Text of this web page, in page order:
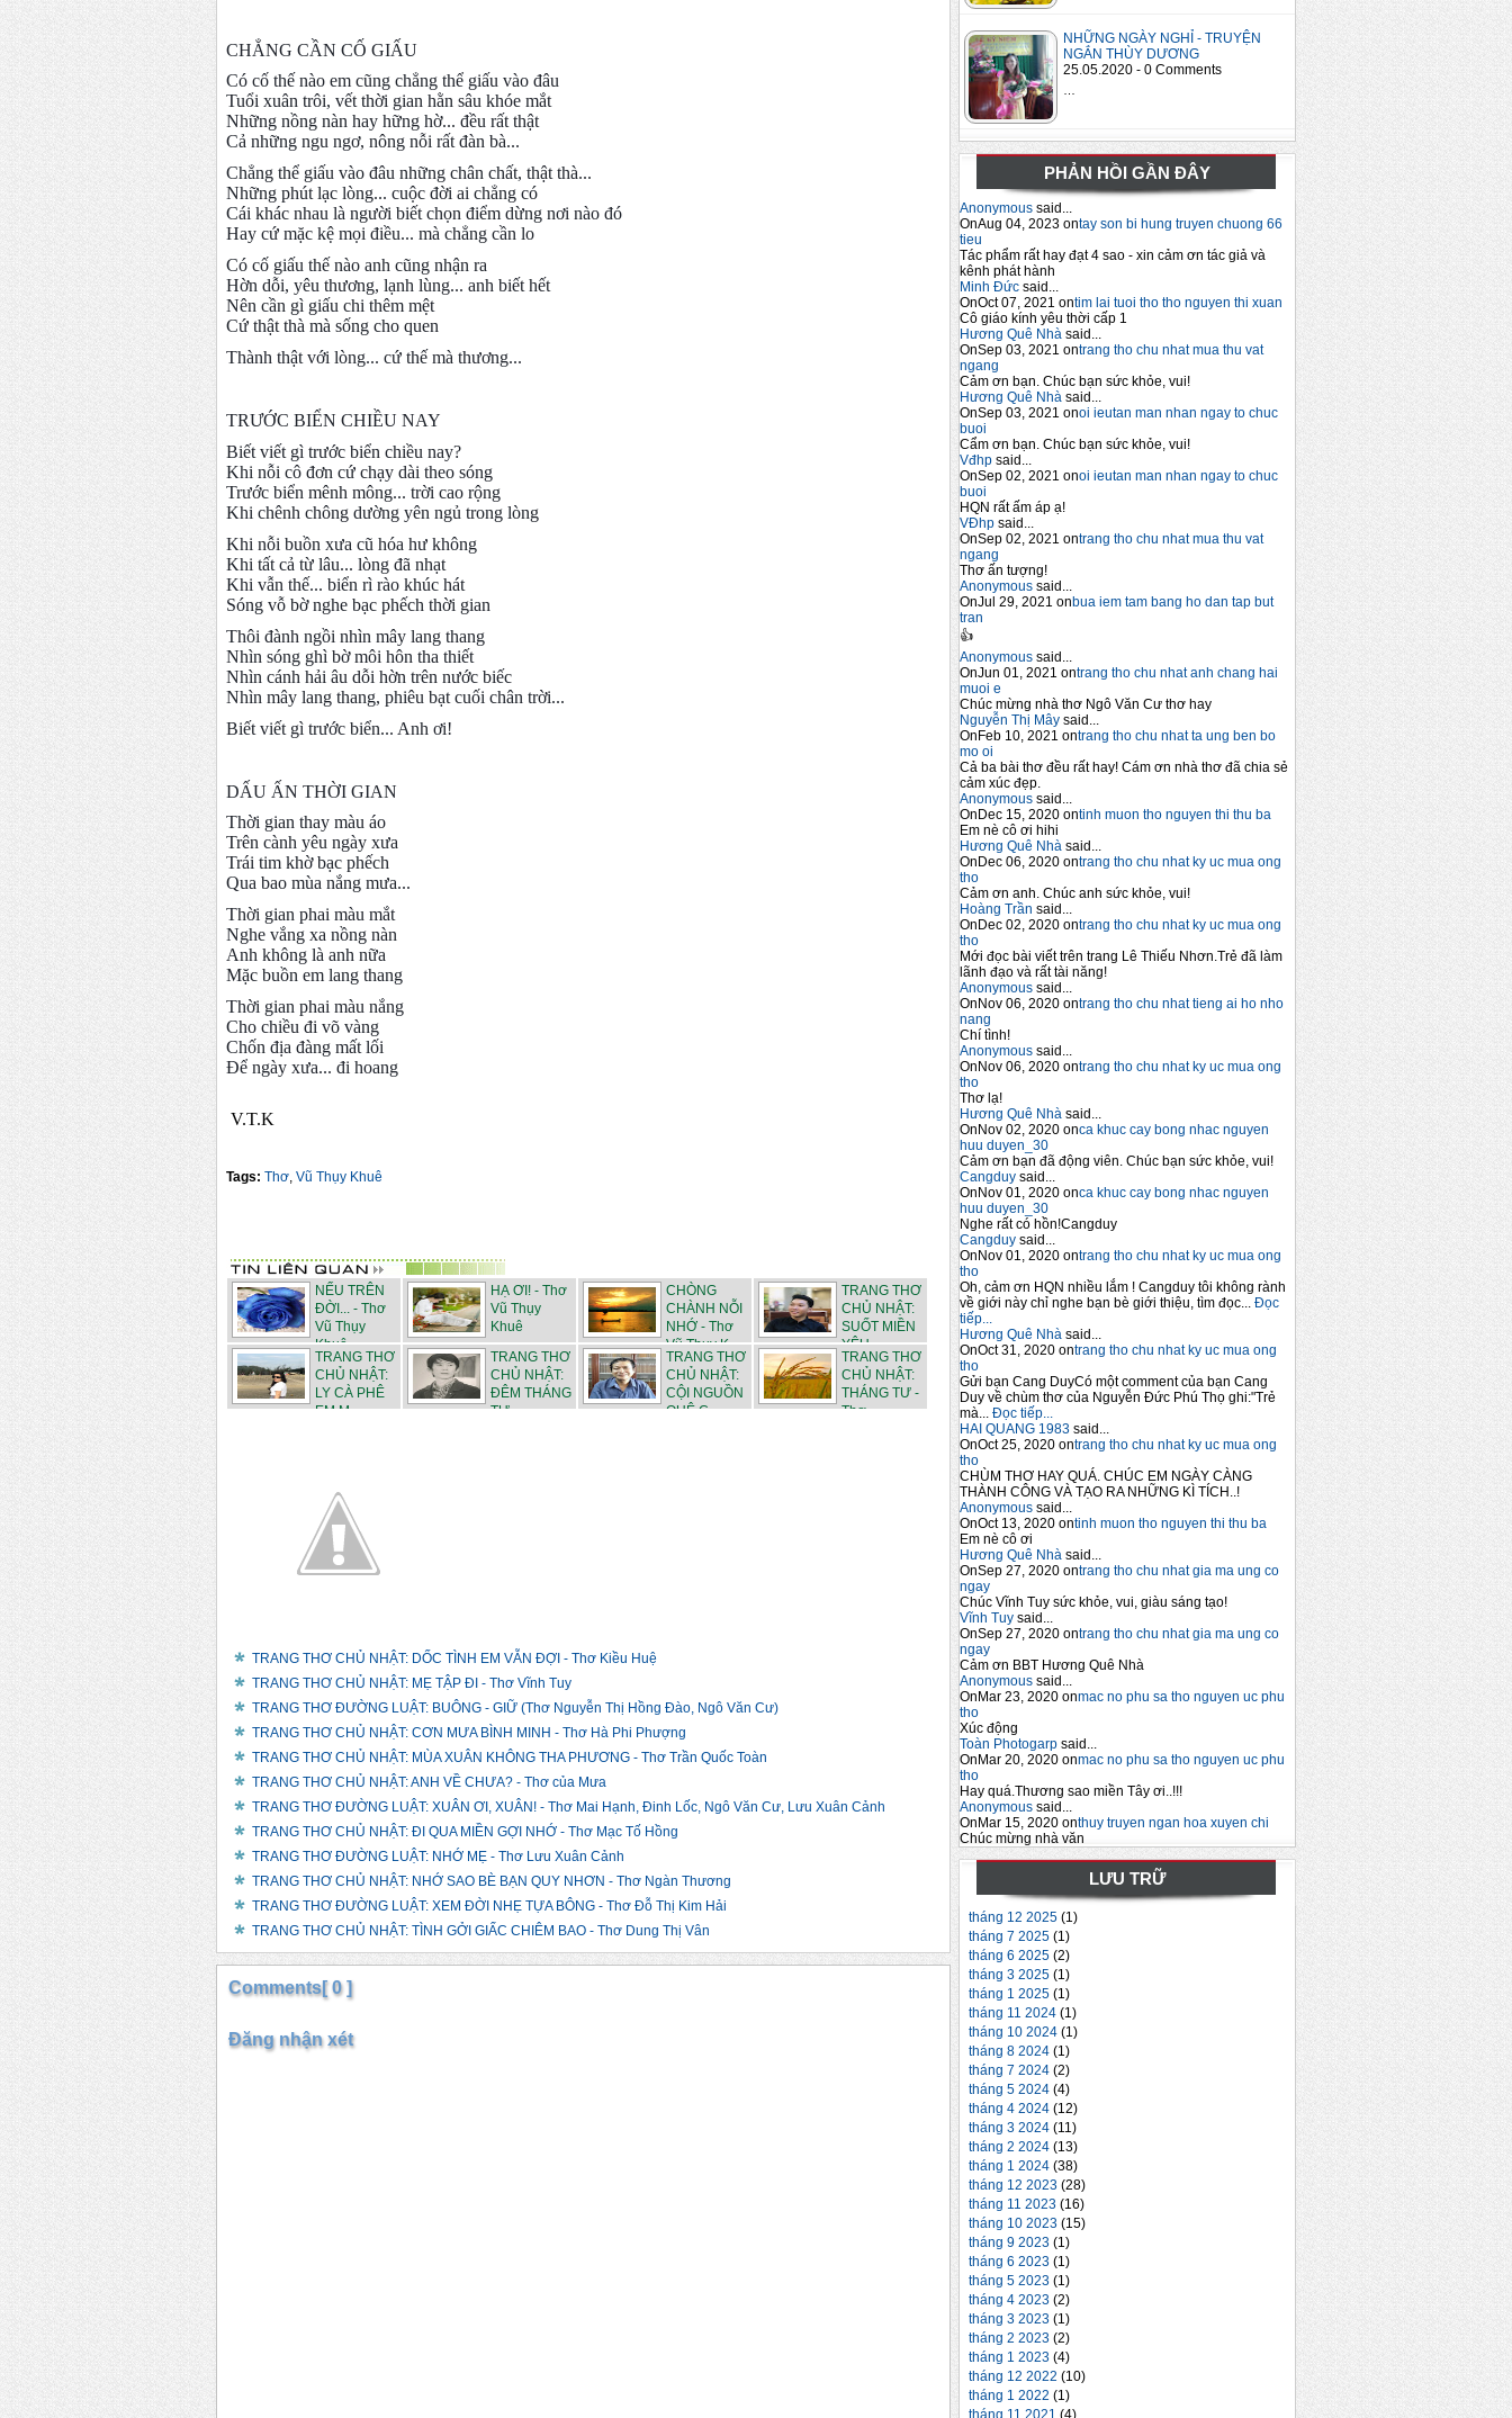
NHỮNG NGÀY NGHỈ - TRUYỆN
NGẮN THÙY DƯƠNG
25.05.2020 - 0 Comments
PHẢN HỒI GẦN ĐÂY
Anonymous said...
OnAug 04, 2023 ontay son bi hung truyen chuong 66
tieu
Tác phẩm rất hay đạt 4 sao - xin cảm ơn tác giả và
kênh phát hành
Minh Đức said...
OnOct 07, 2021 ontim lai tuoi tho tho nguyen thi xuan
Cô giáo kính yêu thời cấp 1
Hương Quê Nhà said...
OnSep 03, 2021 ontrang tho chu nhat mua thu vat
ngang
Cảm ơn bạn. Chúc bạn sức khỏe, vui!
Hương Quê Nhà said...
OnSep 03, 2021 onoi ieutan man nhan ngay to chuc
buoi
Cẩm ơn bạn. Chúc bạn sức khỏe, vui!
Vđhp said...
OnSep 02, 2021 onoi ieutan man nhan ngay to chuc
buoi
HQN rất ấm áp ạ!
VĐhp said...
OnSep 02, 2021 ontrang tho chu nhat mua thu vat
ngang
Thơ ấn tượng!
Anonymous said...
OnJul 29, 2021 onbua iem tam bang ho dan tap but
tran
👍
Anonymous said...
OnJun 01, 2021 ontrang tho chu nhat anh chang hai
muoi e
Chúc mừng nhà thơ Ngô Văn Cư thơ hay
Nguyễn Thị Mây said...
OnFeb 10, 2021 ontrang tho chu nhat ta ung ben bo
mo oi
Cả ba bài thơ đều rất hay! Cám ơn nhà thơ đã chia sẻ
cảm xúc đẹp.
Anonymous said...
OnDec 15, 2020 ontinh muon tho nguyen thi thu ba
Em nè cô ơi hihi
Hương Quê Nhà said...
OnDec 06, 2020 ontrang tho chu nhat ky uc mua ong
tho
Cảm ơn anh. Chúc anh sức khỏe, vui!
Hoàng Trần said...
OnDec 02, 2020 ontrang tho chu nhat ky uc mua ong
tho
Mới đọc bài viết trên trang Lê Thiếu Nhơn.Trẻ đã làm
lãnh đạo và rất tài năng!
Anonymous said...
OnNov 06, 2020 ontrang tho chu nhat tieng ai ho nho
nang
Chí tình!
Anonymous said...
OnNov 06, 2020 ontrang tho chu nhat ky uc mua ong
tho
Thơ lạ!
Hương Quê Nhà said...
OnNov 02, 2020 onca khuc cay bong nhac nguyen
huu duyen_30
Cảm ơn bạn đã động viên. Chúc bạn sức khỏe, vui!
Cangduy said...
OnNov 01, 2020 onca khuc cay bong nhac nguyen
huu duyen_30
Nghe rất có hồn!Cangduy
Cangduy said...
OnNov 01, 2020 ontrang tho chu nhat ky uc mua ong
tho
Oh, cảm ơn HQN nhiều lắm ! Cangduy tôi không rành
về giới này chỉ nghe bạn bè giới thiệu, tìm đọc... Đọc
tiếp...
Hương Quê Nhà said...
OnOct 31, 2020 ontrang tho chu nhat ky uc mua ong
tho
Gửi bạn Cang DuyCó một comment của bạn Cang
Duy về chùm thơ của Nguyễn Đức Phú Thọ ghi:"Trẻ
mà... Đọc tiếp...
HAI QUANG 1983 said...
OnOct 25, 2020 ontrang tho chu nhat ky uc mua ong
tho
CHÙM THƠ HAY QUÁ. CHÚC EM NGÀY CÀNG
THÀNH CÔNG VÀ TẠO RA NHỮNG KÌ TÍCH..!
Anonymous said...
OnOct 13, 2020 ontinh muon tho nguyen thi thu ba
Em nè cô ơi
Hương Quê Nhà said...
OnSep 27, 2020 ontrang tho chu nhat gia ma ung co
ngay
Chúc Vĩnh Tuy sức khỏe, vui, giàu sáng tạo!
Vĩnh Tuy said...
OnSep 27, 2020 ontrang tho chu nhat gia ma ung co
ngay
Cảm ơn BBT Hương Quê Nhà
Anonymous said...
OnMar 23, 2020 onmac no phu sa tho nguyen uc phu
tho
Xúc động
Toàn Photogarp said...
OnMar 20, 2020 onmac no phu sa tho nguyen uc phu
tho
Hay quá.Thương sao miền Tây ơi..!!!
Anonymous said...
OnMar 15, 2020 onthuy truyen ngan hoa xuyen chi
Chúc mừng nhà văn
LƯU TRỮ
tháng 12 2025 (1)
tháng 7 2025 (1)
tháng 6 2025 (2)
tháng 3 2025 (1)
tháng 1 2025 (1)
tháng 11 2024 (1)
tháng 10 2024 (1)
tháng 8 2024 (1)
tháng 7 2024 (2)
tháng 5 2024 (4)
tháng 4 2024 (12)
tháng 3 2024 (11)
tháng 2 2024 (13)
tháng 1 2024 (38)
tháng 12 2023 (28)
tháng 11 2023 (16)
tháng 10 2023 (15)
tháng 9 2023 (1)
tháng 6 2023 (1)
tháng 5 2023 (1)
tháng 4 2023 (2)
tháng 3 2023 (1)
tháng 2 2023 (2)
tháng 1 2023 (4)
tháng 12 2022 (10)
tháng 1 2022 (1)
tháng 11 2021 (4)
CHẲNG CẦN CỐ GIẤU
Có cố thế nào em cũng chẳng thể giấu vào đâu
Tuổi xuân trôi, vết thời gian hằn sâu khóe mắt
Những nồng nàn hay hững hờ... đều rất thật
Cả những ngu ngơ, nông nỗi rất đàn bà...
Chẳng thể giấu vào đâu những chân chất, thật thà...
Những phút lạc lòng... cuộc đời ai chẳng có
Cái khác nhau là người biết chọn điểm dừng nơi nào đó
Hay cứ mặc kệ mọi điều... mà chẳng cần lo
Có cố giấu thế nào anh cũng nhận ra
Hờn dỗi, yêu thương, lạnh lùng... anh biết hết
Nên cần gì giấu chi thêm mệt
Cứ thật thà mà sống cho quen
Thành thật với lòng... cứ thế mà thương...
TRƯỚC BIỂN CHIỀU NAY
Biết viết gì trước biển chiều nay?
Khi nỗi cô đơn cứ chạy dài theo sóng
Trước biển mênh mông... trời cao rộng
Khi chênh chông dường yên ngủ trong lòng
Khi nỗi buồn xưa cũ hóa hư không
Khi tất cả từ lâu... lòng đã nhạt
Khi vẫn thế... biển rì rào khúc hát
Sóng vỗ bờ nghe bạc phếch thời gian
Thôi đành ngồi nhìn mây lang thang
Nhìn sóng ghì bờ môi hôn tha thiết
Nhìn cánh hải âu dỗi hờn trên nước biếc
Nhìn mây lang thang, phiêu bạt cuối chân trời...
Biết viết gì trước biển... Anh ơi!
DẤU ẤN THỜI GIAN
Thời gian thay màu áo
Trên cành yêu ngày xưa
Trái tim khờ bạc phếch
Qua bao mùa nắng mưa...
Thời gian phai màu mắt
Nghe vắng xa nồng nàn
Anh không là anh nữa
Mặc buồn em lang thang
Thời gian phai màu nắng
Cho chiều đi võ vàng
Chốn địa đàng mất lối
Để ngày xưa... đi hoang
V.T.K
Tags: Thơ, Vũ Thụy Khuê
NẾU TRÊN
ĐỜI... - Thơ
Vũ Thụy
Khuê
HẠ ƠI! - Thơ
Vũ Thụy
Khuê
CHÒNG
CHÀNH NỖI
NHỚ - Thơ
Vũ Thụy K...
TRANG THƠ
CHỦ NHẬT:
SUỐT MIỀN
YÊU -...
TRANG THƠ
CHỦ NHẬT:
LY CÀ PHÊ
EM M...
TRANG THƠ
CHỦ NHẬT:
ĐÊM THÁNG
TƯ - ...
TRANG THƠ
CHỦ NHẬT:
CỘI NGUỒN
QUÊ C...
TRANG THƠ
CHỦ NHẬT:
THÁNG TƯ -
Thơ ...
TRANG THƠ CHỦ NHẬT: DỐC TÌNH EM VẪN ĐỢI - Thơ Kiều Huệ
TRANG THƠ CHỦ NHẬT: MẸ TẬP ĐI - Thơ Vĩnh Tuy
TRANG THƠ ĐƯỜNG LUẬT: BUÔNG - GIỮ (Thơ Nguyễn Thị Hồng Đào, Ngô Văn Cư)
TRANG THƠ CHỦ NHẬT: CƠN MƯA BÌNH MINH - Thơ Hà Phi Phượng
TRANG THƠ CHỦ NHẬT: MÙA XUÂN KHÔNG THA PHƯƠNG - Thơ Trần Quốc Toàn
TRANG THƠ CHỦ NHẬT: ANH VỀ CHƯA? - Thơ của Mưa
TRANG THƠ ĐƯỜNG LUẬT: XUÂN ƠI, XUÂN! - Thơ Mai Hạnh, Đinh Lốc, Ngô Văn Cư, Lưu Xuân Cảnh
TRANG THƠ CHỦ NHẬT: ĐI QUA MIỀN GỢI NHỚ - Thơ Mạc Tố Hồng
TRANG THƠ ĐƯỜNG LUẬT: NHỚ MẸ - Thơ Lưu Xuân Cảnh
TRANG THƠ CHỦ NHẬT: NHỚ SAO BÈ BẠN QUY NHƠN - Thơ Ngàn Thương
TRANG THƠ ĐƯỜNG LUẬT: XEM ĐỜI NHẸ TỰA BÔNG - Thơ Đỗ Thị Kim Hải
TRANG THƠ CHỦ NHẬT: TÌNH GỞI GIẤC CHIÊM BAO - Thơ Dung Thị Vân
Comments[ 0 ]
Đăng nhận xét